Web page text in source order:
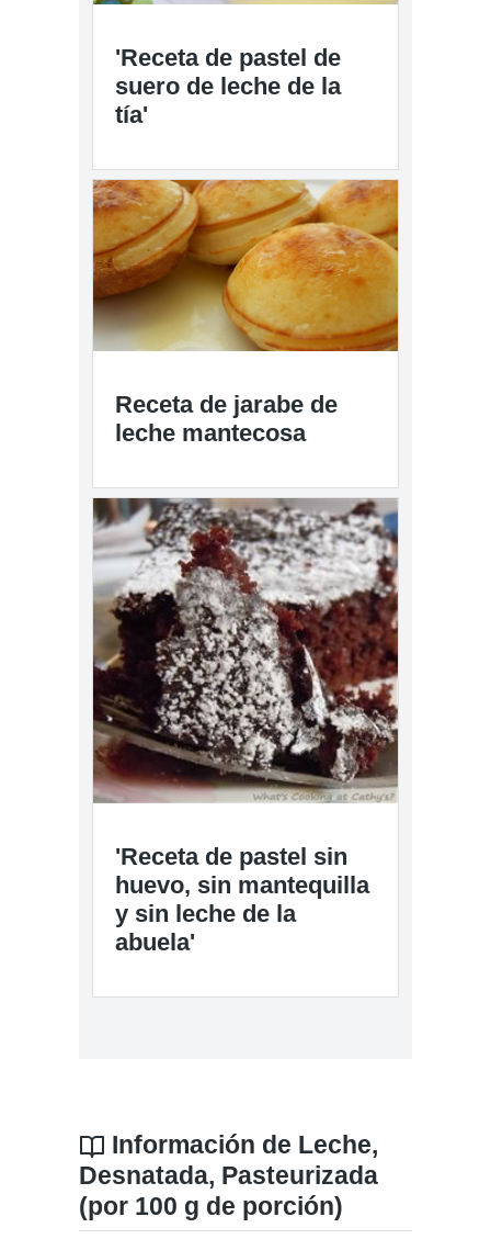
'Receta de pastel de
suero de leche de la
tía'
Receta de jarabe de
leche mantecosa
'Receta de pastel sin
huevo, sin mantequilla
y sin leche de la
abuela'
Información de Leche,
Desnatada, Pasteurizada
(por 100 g de porción)